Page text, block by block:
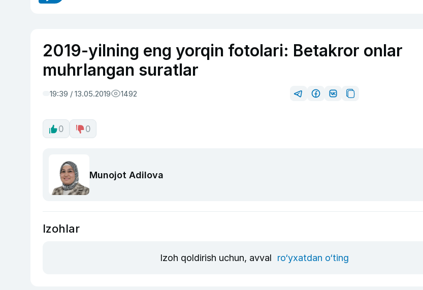
2019-yilning eng yorqin fotolari: Betakror onlar
muhrlangan suratlar
19:39 / 13.05.2019 1492
0 0
Munojot Adilova
Izohlar
Izoh qoldirish uchun, avval ro‘yxatdan o‘ting